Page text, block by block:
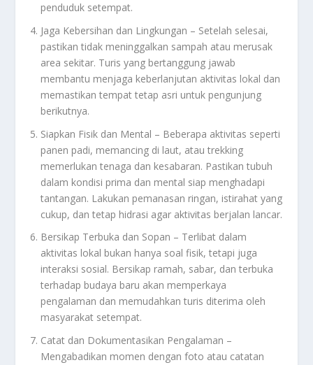
penduduk setempat.
Jaga Kebersihan dan Lingkungan – Setelah selesai,
pastikan tidak meninggalkan sampah atau merusak
area sekitar. Turis yang bertanggung jawab
membantu menjaga keberlanjutan aktivitas lokal dan
memastikan tempat tetap asri untuk pengunjung
berikutnya.
Siapkan Fisik dan Mental – Beberapa aktivitas seperti
panen padi, memancing di laut, atau trekking
memerlukan tenaga dan kesabaran. Pastikan tubuh
dalam kondisi prima dan mental siap menghadapi
tantangan. Lakukan pemanasan ringan, istirahat yang
cukup, dan tetap hidrasi agar aktivitas berjalan lancar.
Bersikap Terbuka dan Sopan – Terlibat dalam
aktivitas lokal bukan hanya soal fisik, tetapi juga
interaksi sosial. Bersikap ramah, sabar, dan terbuka
terhadap budaya baru akan memperkaya
pengalaman dan memudahkan turis diterima oleh
masyarakat setempat.
Catat dan Dokumentasikan Pengalaman –
Mengabadikan momen dengan foto atau catatan